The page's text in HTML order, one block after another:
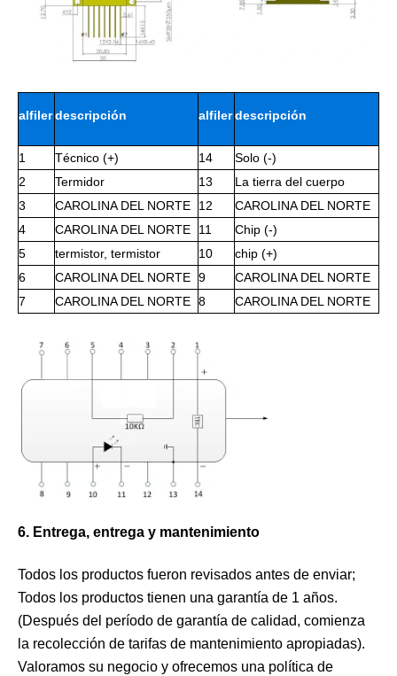
alfilerdescripción alfilerdescripción
1 Técnico (+) 14
Solo (-)
2
Termidor 13
La tierra del cuerpo
3
CAROLINA DEL NORTE 12
CAROLINA DEL NORTE
4
CAROLINA DEL NORTE 11
Chip (-)
5
termistor, termistor 10
chip (+)
6
CAROLINA DEL NORTE 9
CAROLINA DEL NORTE
7
CAROLINA DEL NORTE 8 CAROLINA DEL NORTE
6. Entrega, entrega y mantenimiento
Todos los productos fueron revisados ​​antes de enviar;
Todos los productos tienen una garantía de 1 años.
(Después del período de garantía de calidad, comienza
la recolección de tarifas de mantenimiento apropiadas).
Valoramos su negocio y ofrecemos una política de